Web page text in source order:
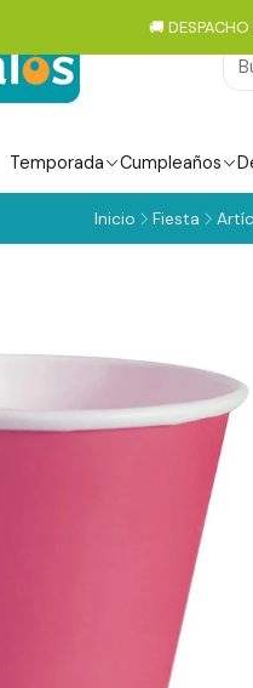
Temporada Cumpleaños
🚚
Inicio Fiesta